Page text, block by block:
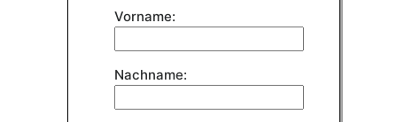
leer.
Vorname:
Nachname: